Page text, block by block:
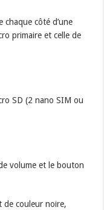
chaque côté d’une
primaire et celle de
SD (2 nano SIM ou
volume et le bouton
de couleur noire,